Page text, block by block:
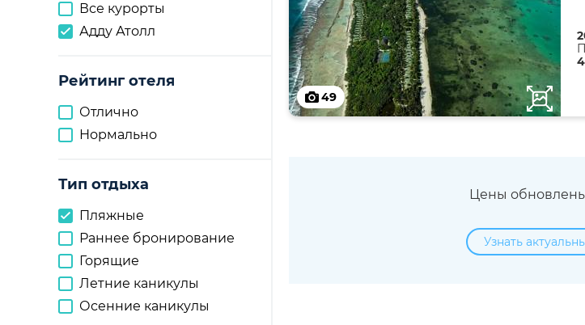
Все курорты
Адду Атолл
Рейтинг отеля
Отлично
Нормально
Тип отдыха
Пляжные
Раннее бронирование
Горящие
Летние каникулы
Осенние каникулы
49
Цены
Узнать